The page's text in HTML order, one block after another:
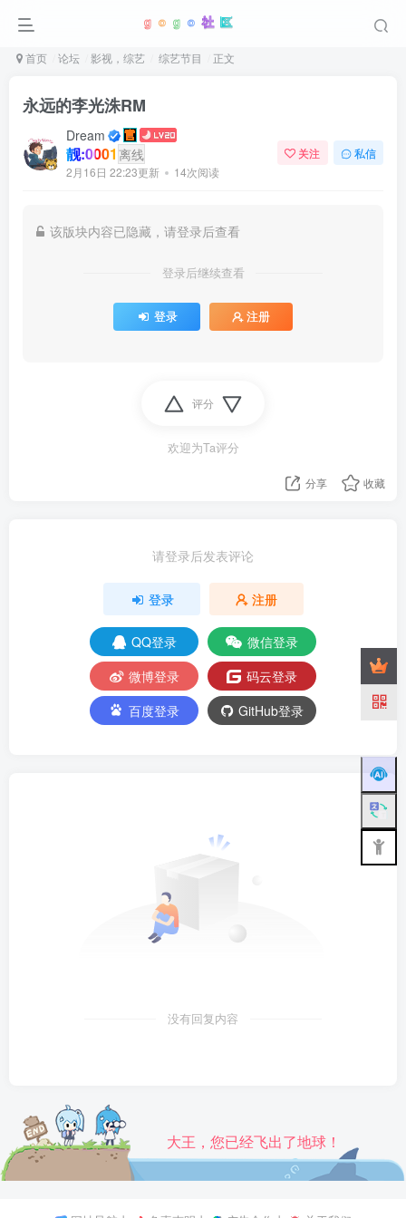
首页 论坛 影视，综艺 综艺节目 正文
永远的李光洙RM
Dream
靓:0001 离线
2月16日 22:23更新 14次阅读
关注 私信
该版块内容已隐藏，请登录后查看
登录后继续查看
登录 注册
评分
欢迎为Ta评分
分享 收藏
请登录后发表评论
登录 注册
QQ登录
微信登录
微博登录
码云登录
百度登录
GitHub登录
没有回复内容
大王，您已经飞出了地球！